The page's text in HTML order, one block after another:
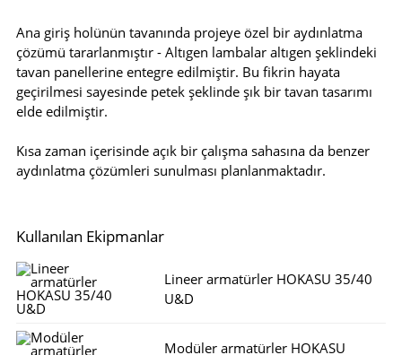
Ana giriş holünün tavanında projeye özel bir aydınlatma
çözümü tararlanmıştır - Altıgen lambalar altıgen şeklindeki
tavan panellerine entegre edilmiştir. Bu fikrin hayata
geçirilmesi sayesinde petek şeklinde şık bir tavan tasarımı
elde edilmiştir.
Kısa zaman içerisinde açık bir çalışma sahasına da benzer
aydınlatma çözümleri sunulması planlanmaktadır.
Kullanılan Ekipmanlar
Lineer armatürler HOKASU 35/40
U&D
Modüler armatürler HOKASU